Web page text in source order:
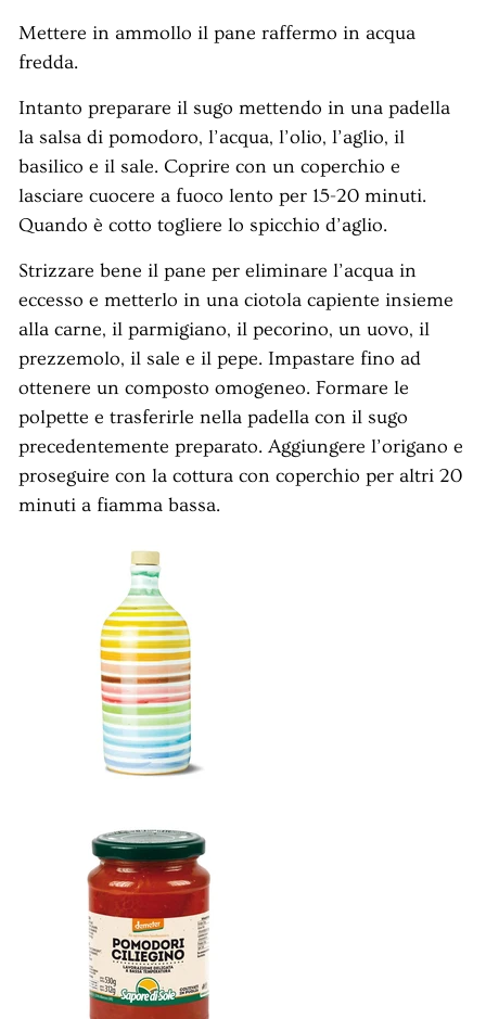
Mettere in ammollo il pane raffermo in acqua
fredda.
Intanto preparare il sugo mettendo in una padella
la salsa di pomodoro, l’acqua, l’olio, l’aglio, il
basilico e il sale. Coprire con un coperchio e
lasciare cuocere a fuoco lento per 15-20 minuti.
Quando è cotto togliere lo spicchio d’aglio.
Strizzare bene il pane per eliminare l’acqua in
eccesso e metterlo in una ciotola capiente insieme
alla carne, il parmigiano, il pecorino, un uovo, il
prezzemolo, il sale e il pepe. Impastare fino ad
ottenere un composto omogeneo. Formare le
polpette e trasferirle nella padella con il sugo
precedentemente preparato. Aggiungere l’origano e
proseguire con la cottura con coperchio per altri 20
minuti a fiamma bassa.